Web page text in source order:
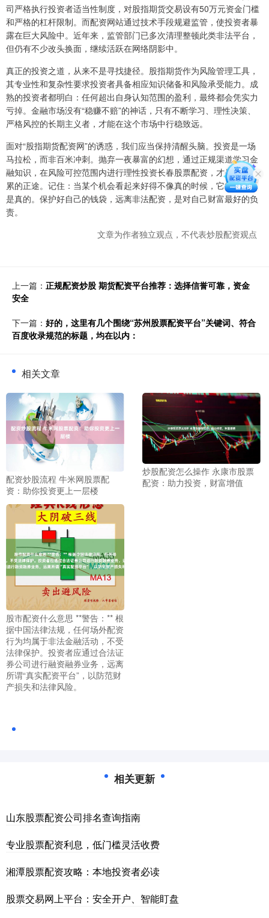
司严格执行投资者适当性制度，对股指期货交易设有50万元资金门槛
和严格的杠杆限制。而配资网站通过技术手段规避监管，使投资者暴
露在巨大风险中。近年来，监管部门已多次清理整顿此类非法平台，
但仍有不少改头换面，继续活跃在网络阴影中。
真正的投资之道，从来不是寻找捷径。股指期货作为风险管理工具，
其专业性和复杂性要求投资者具备相应知识储备和风险承受能力。成
熟的投资者都明白：任何超出自身认知范围的盈利，最终都会凭实力
亏掉。金融市场没有“稳赚不赔”的神话，只有不断学习、理性决策、
严格风控的长期主义者，才能在这个市场中行稳致远。
面对“股指期货配资网”的诱惑，我们应当保持清醒头脑。投资是一场
马拉松，而非百米冲刺。抛弃一夜暴富的幻想，通过正规渠道学习金
融知识，在风险可控范围内进行理性投资长春股票配资，才是财富积
累的正途。记住：当某个机会看起来好得不像真的时候，它往往就不
是真的。保护好自己的钱袋，远离非法配资，是对自己财富最好的负
责。
文章为作者独立观点，不代表炒股配资观点
上一篇： 正规配资炒股 期货配资平台推荐：选择信誉可靠，资金
安全
下一篇： 好的，这里有几个围绕“苏州股票配资平台”关键词、符合
百度收录规范的标题，均在以内：
相关文章
配资炒股流程 牛米网股票配
资：助你投资更上一层楼
炒股配资怎么操作 永康市股票
配资：助力投资，财富增值
股市配资什么意思 **警告：** 根
据中国法律法规，任何场外配资
行为均属于非法金融活动，不受
法律保护。投资者应通过合法证
券公司进行融资融券业务，远离
所谓“真实配资平台”，以防范财
产损失和法律风险。
相关更新
山东股票配资公司排名查询指南
专业股票配资利息，低门槛灵活收费
湘潭股票配资攻略：本地投资者必读
股票交易网上平台：安全开户、智能盯盘